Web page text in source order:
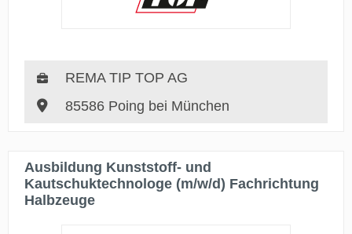
REMA TIP TOP AG
85586 Poing bei München
Ausbildung Kunststoff- und
Kautschuktechnologe (m/w/d) Fachrichtung
Halbzeuge